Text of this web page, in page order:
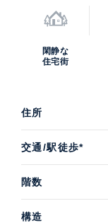
閑静な
住宅街
住所
交通/駅徒歩*
階数
構造